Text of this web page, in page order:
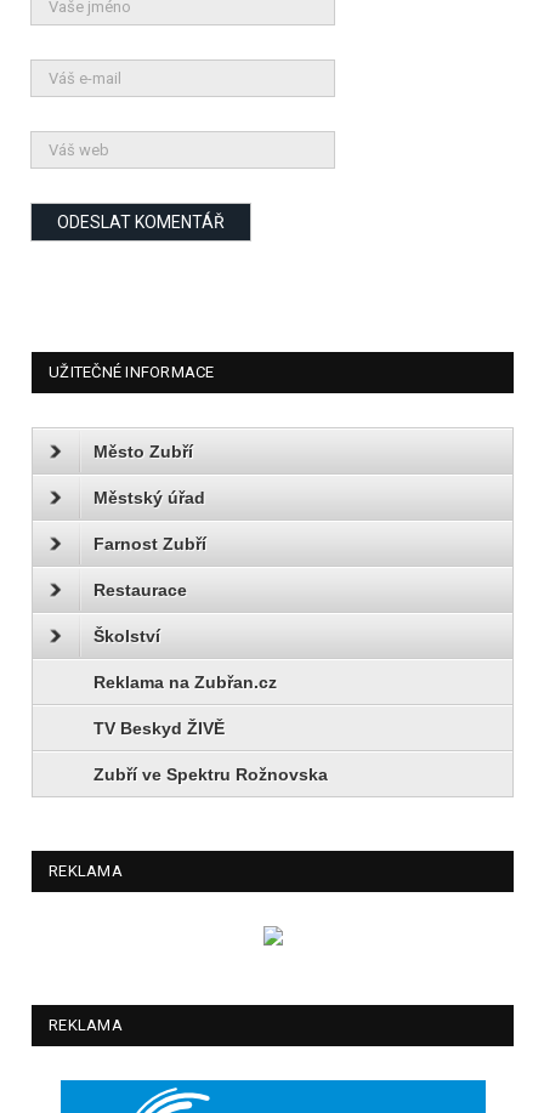
UŽITEČNÉ INFORMACE
Město Zubří
Městský úřad
Farnost Zubří
Restaurace
Školství
Reklama na Zubřan.cz
TV Beskyd ŽIVĚ
Zubří ve Spektru Rožnovska
REKLAMA
REKLAMA